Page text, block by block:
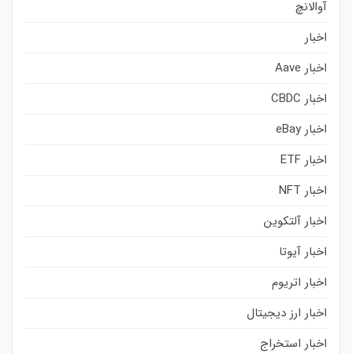
آوالانچ
اخبار
اخبار Aave
اخبار CBDC
اخبار eBay
اخبار ETF
اخبار NFT
اخبار آلتکوین
اخبار آیوتا
اخبار اتریوم
اخبار ارز دیجیتال
اخبار استخراج